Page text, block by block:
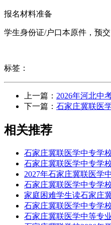
报名材料准备
学生身份证/户口本原件，预
标签：
上一篇： 2026年河北中
下一篇： 石家庄冀联医
相关推荐
石家庄冀联医学中专学
石家庄冀联医学中专学
2027年石家庄冀联医学
石家庄冀联医学中专学
家庭困难学生读石家庄
石家庄冀联医学中专学
石家庄冀联医学中等专